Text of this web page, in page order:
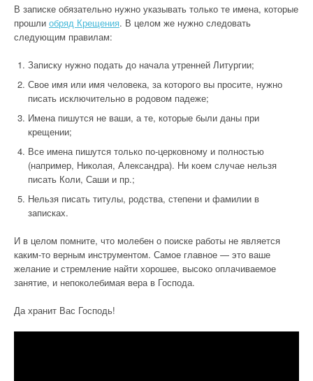
В записке обязательно нужно указывать только те имена, которые
прошли обряд Крещения. В целом же нужно следовать
следующим правилам:
Записку нужно подать до начала утренней Литургии;
Свое имя или имя человека, за которого вы просите, нужно
писать исключительно в родовом падеже;
Имена пишутся не ваши, а те, которые были даны при
крещении;
Все имена пишутся только по-церковному и полностью
(например, Николая, Александра). Ни коем случае нельзя
писать Коли, Саши и пр.;
Нельзя писать титулы, родства, степени и фамилии в
записках.
И в целом помните, что молебен о поиске работы не является
каким-то верным инструментом. Самое главное — это ваше
желание и стремление найти хорошее, высоко оплачиваемое
занятие, и непоколебимая вера в Господа.
Да хранит Вас Господь!